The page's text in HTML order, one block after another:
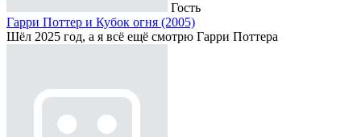
Гость
Гарри Поттер и Кубок огня (2005)
Шёл 2025 год, а я всё ещё смотрю Гарри Поттера